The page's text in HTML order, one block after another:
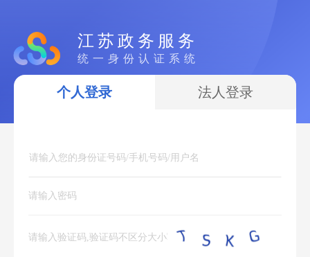
江苏政务服务
统一身份认证系统
个人登录 法人登录